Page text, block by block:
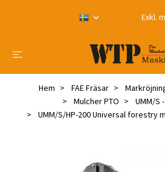
Exkl.
Hem FAE Fräsar
Mulcher PTO
UMM/S
UMM/S/HP-200 Universal forestry